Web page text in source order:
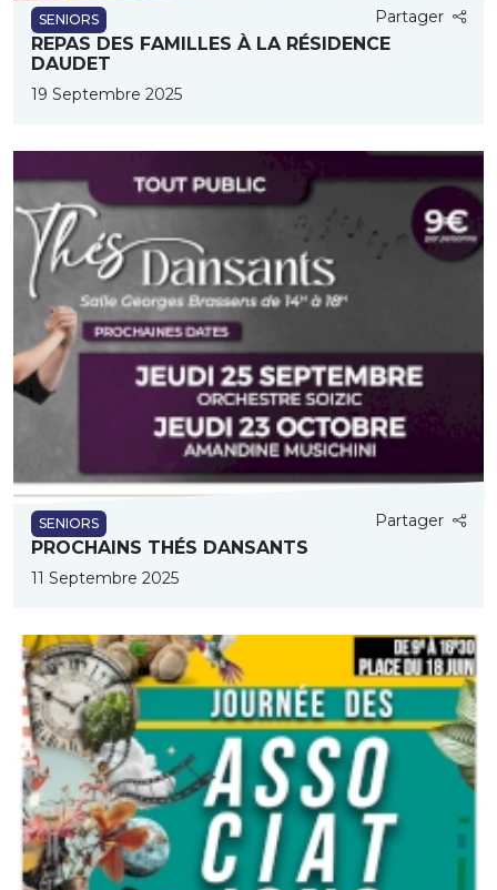
SENIORS Partager
REPAS DES FAMILLES À LA RÉSIDENCE
DAUDET
19 Septembre 2025
SENIORS Partager
PROCHAINS THÉS DANSANTS
11 Septembre 2025